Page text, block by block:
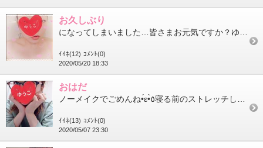
お久しぶり
ｲｲﾈ(12) ｺﾒﾝﾄ(0)
2020/05/20 18:33
おはだ
ｲｲﾈ(13) ｺﾒﾝﾄ(0)
2020/05/07 23:30